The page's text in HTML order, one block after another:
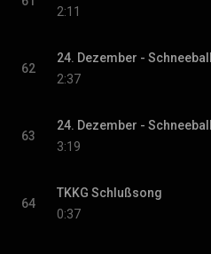
2:11
62
24. Dezember -
2:37
63
24. Dezember -
3:19
64
TKKG Schlußsong
0:37